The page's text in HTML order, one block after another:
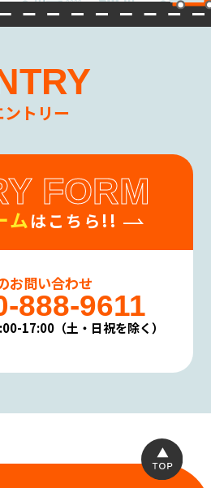
ントリー
FORM
ムはこちら!!
お問い合わせ
888-9611
17:00（土・日祝を除く）